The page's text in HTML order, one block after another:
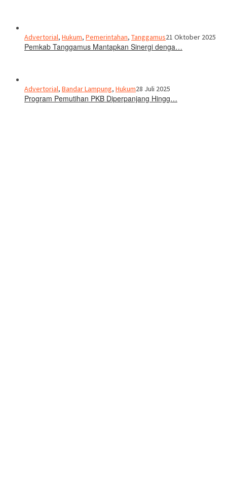
Advertorial, Hukum, Pemerintahan, Tanggamus21 Oktober 2025
Pemkab Tanggamus Mantapkan Sinergi denga…
Advertorial, Bandar Lampung, Hukum28 Juli 2025
Program Pemutihan PKB Diperpanjang Hingg…